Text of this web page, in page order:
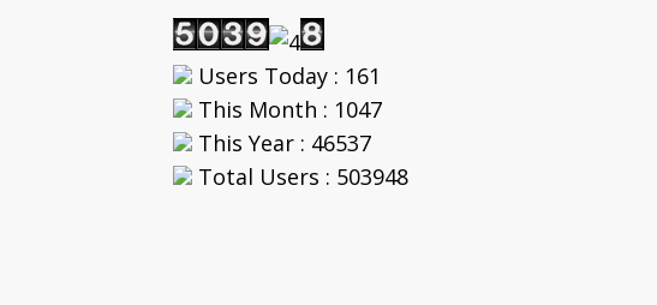
Users Today : 161
This Month : 1047
This Year : 46537
Total Users : 503948